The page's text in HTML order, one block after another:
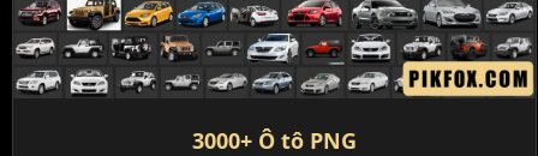
3000+ Ô tô PNG